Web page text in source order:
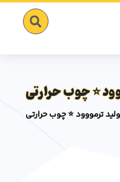
⭐️ چوب حرارتی
ترمووود ⭐️ چوب حرارتی